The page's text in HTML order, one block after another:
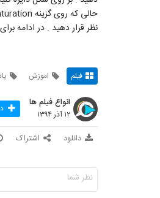
نظر قرار دهید . در ادامه
فیلم اموزش
انواع فیلم ها
۱۲ آذر ۱۳۹۴
دانلود اشتراک